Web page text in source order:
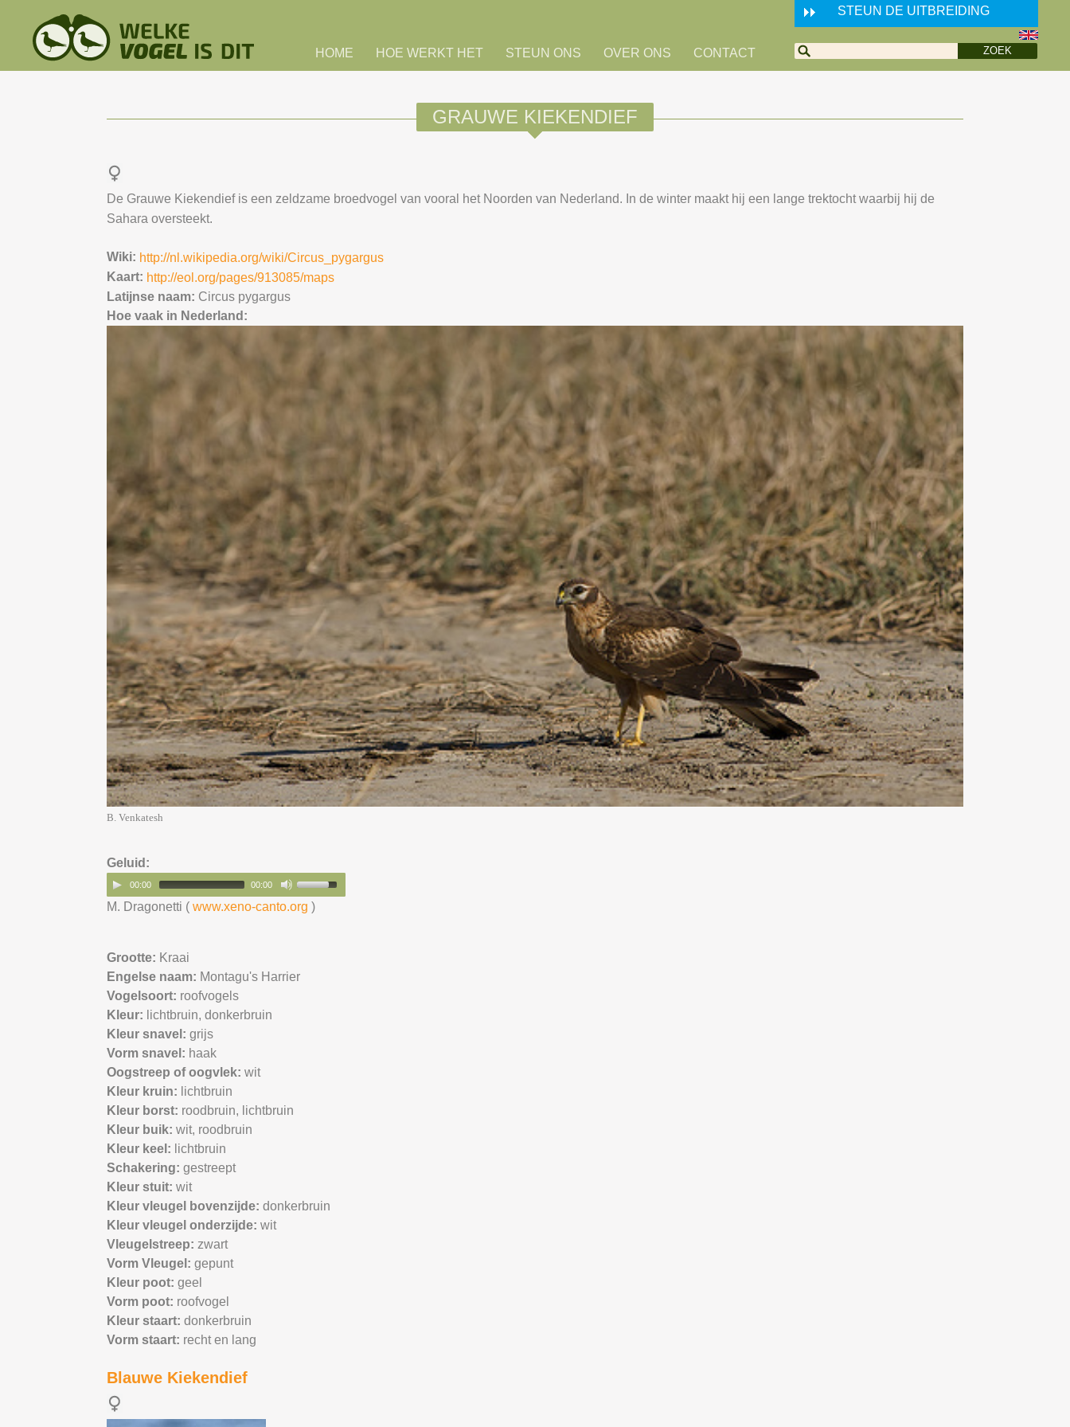
STEUN DE UITBREIDING
HOME HOE WERKT HET STEUN ONS OVER ONS CONTACT
GRAUWE KIEKENDIEF
De Grauwe Kiekendief is een zeldzame broedvogel van vooral het Noorden van Nederland. In de winter maakt hij een lange trektocht waarbij hij de
Sahara oversteekt.
Wiki: http://nl.wikipedia.org/wiki/Circus_pygargus
Kaart: http://eol.org/pages/913085/maps
Latijnse naam: Circus pygargus
Hoe vaak in Nederland:
B. Venkatesh
Geluid:
00:00 00:00
M. Dragonetti (www.xeno-canto.org )
Grootte: Kraai
Engelse naam: Montagu's Harrier
Vogelsoort: roofvogels
Kleur: lichtbruin, donkerbruin
Kleur snavel:grijs
Vorm snavel: haak
Oogstreep of oogvlek:wit
Kleur kruin: lichtbruin
Kleur borst: roodbruin, lichtbruin
Kleur buik:wit, roodbruin
Kleur keel: lichtbruin
Schakering:gestreept
Kleur stuit:wit
Kleur vleugel bovenzijde:donkerbruin
Kleur vleugel onderzijde:wit
Vleugelstreep: zwart
Vorm Vleugel:gepunt
Kleur poot:geel
Vorm poot: roofvogel
Kleur staart:donkerbruin
Vorm staart: recht en lang
Blauwe Kiekendief